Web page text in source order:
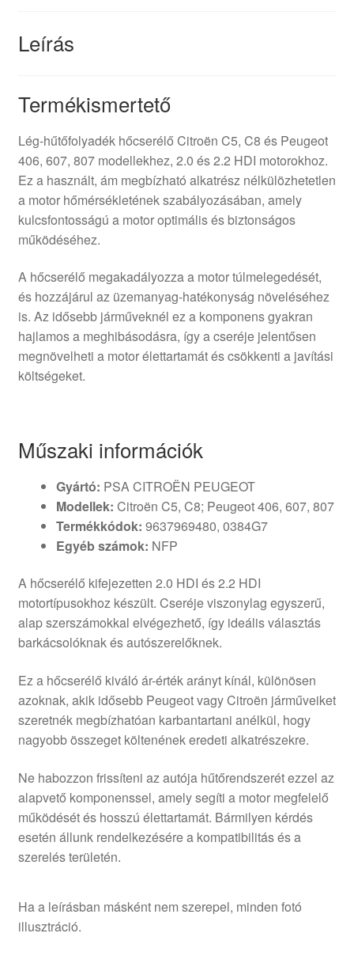
Leírás
Termékismertető
Lég-hűtőfolyadék hőcserélő Citroën C5, C8 és Peugeot
406, 607, 807 modellekhez, 2.0 és 2.2 HDI motorokhoz.
Ez a használt, ám megbízható alkatrész nélkülözhetetlen
a motor hőmérsékletének szabályozásában, amely
kulcsfontosságú a motor optimális és biztonságos
működéséhez.
A hőcserélő megakadályozza a motor túlmelegedését,
és hozzájárul az üzemanyag-hatékonyság növeléséhez
is. Az idősebb járműveknél ez a komponens gyakran
hajlamos a meghibásodásra, így a cseréje jelentősen
megnövelheti a motor élettartamát és csökkenti a javítási
költségeket.
Műszaki információk
Gyártó: PSA CITROËN PEUGEOT
Modellek: Citroën C5, C8; Peugeot 406, 607, 807
Termékkódok: 9637969480, 0384G7
Egyéb számok: NFP
A hőcserélő kifejezetten 2.0 HDI és 2.2 HDI
motortípusokhoz készült. Cseréje viszonylag egyszerű,
alap szerszámokkal elvégezhető, így ideális választás
barkácsolóknak és autószerelőknek.
Ez a hőcserélő kiváló ár-érték arányt kínál, különösen
azoknak, akik idősebb Peugeot vagy Citroën járműveiket
szeretnék megbízhatóan karbantartani anélkül, hogy
nagyobb összeget költenének eredeti alkatrészekre.
Ne habozzon frissíteni az autója hűtőrendszerét ezzel az
alapvető komponenssel, amely segíti a motor megfelelő
működését és hosszú élettartamát. Bármilyen kérdés
esetén állunk rendelkezésére a kompatibilitás és a
szerelés területén.
Ha a leírásban másként nem szerepel, minden fotó
illusztráció.